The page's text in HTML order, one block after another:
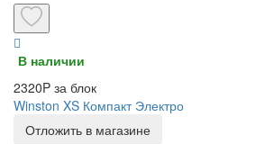
В наличии
2320P за блок
Winston XS Компакт Электро
Отложить в магазине